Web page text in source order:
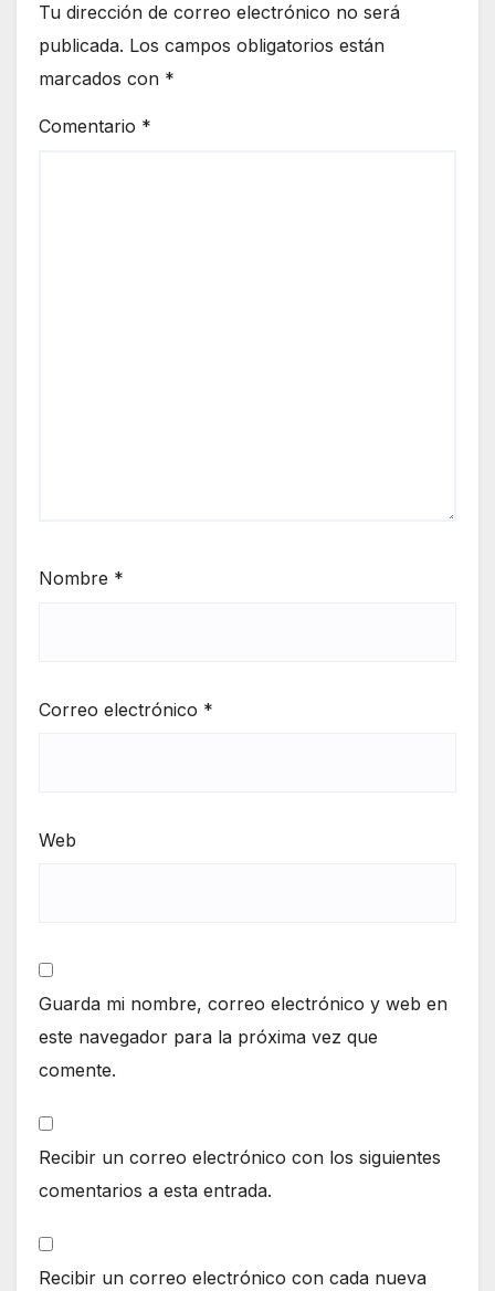
Tu dirección de correo electrónico no será
publicada. Los campos obligatorios están
marcados con *
Comentario *
Nombre *
Correo electrónico *
Web
Guarda mi nombre, correo electrónico y web en
este navegador para la próxima vez que
comente.
Recibir un correo electrónico con los siguientes
comentarios a esta entrada.
Recibir un correo electrónico con cada nueva